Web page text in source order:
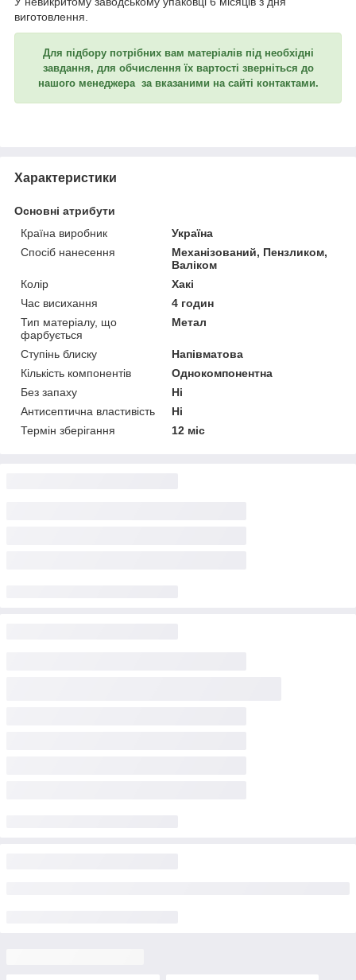
виготовлення.
Для підбору потрібних вам матеріалів під необхідні
завдання, для обчислення їх вартості зверніться до
нашого менеджера за вказаними на сайті контактами.
Характеристики
Основні атрибути
Країна виробник
Україна
Спосіб нанесення
Механізований, Пензликом,
Валіком
Колір
Хакі
Час висихання
4 годин
Тип матеріалу, що
фарбується
Метал
Ступінь блиску
Напівматова
Кількість компонентів
Однокомпонентна
Без запаху
Ні
Антисептична властивість
Ні
Термін зберігання
12 міс